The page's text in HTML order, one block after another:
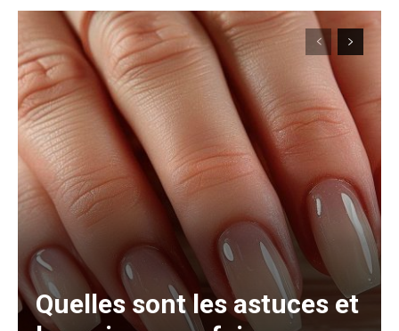
Quelles sont les astuces et